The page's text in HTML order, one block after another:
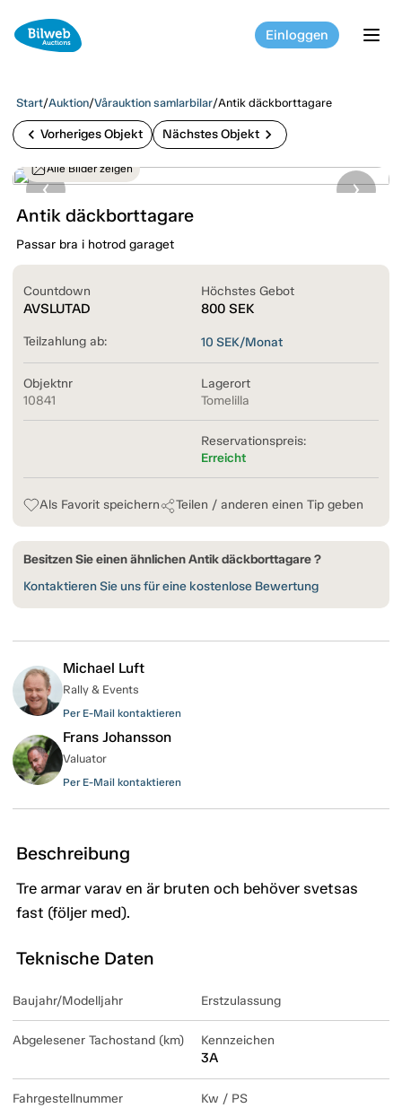
Einloggen
Start/Auktion/Vårauktion samlarbilar/Antik däckborttagare
chevron_left Vorheriges Objekt Nächstes Objekt chevron_right
Alle Bilder zeigen
Antik däckborttagare
Passar bra i hotrod garaget
Countdown
AVSLUTAD
Höchstes Gebot
800 SEK
Teilzahlung ab: 10 SEK/Monat
Objektnr
10841
Lagerort
Tomelilla
Reservationspreis:
Erreicht
Als Favorit speichern Teilen / anderen einen Tip geben
Besitzen Sie einen ähnlichen Antik däckborttagare ?
Kontaktieren Sie uns für eine kostenlose Bewertung
Michael Luft
Rally & Events
Per E-Mail kontaktieren
Frans Johansson
Valuator
Per E-Mail kontaktieren
Beschreibung
Tre armar varav en är bruten och behöver svetsas
fast (följer med).
Teknische Daten
Baujahr/Modelljahr Erstzulassung
Abgelesener Tachostand (km) Kennzeichen
3A
Fahrgestellnummer Kw / PS